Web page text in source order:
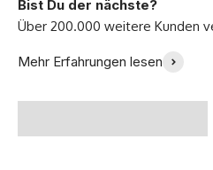
Bist Du der nächste?
Mehr Erfahrungen lesen
Bett gefunden! -